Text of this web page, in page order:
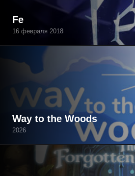
Fe
16 февраля 2018
Way to the Woods
2026